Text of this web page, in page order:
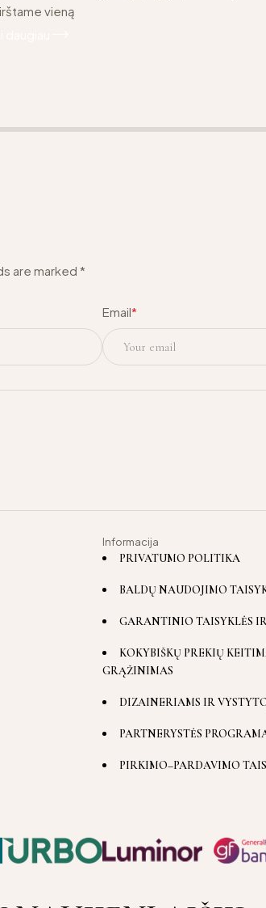
vieną
are marked *
Email*
Informacija
PRIVATUMO POLITIKA
BALDŲ NAUDOJIMO
GARANTINIO TAISYKLĖS
KOKYBIŠKŲ PREKIŲ
GRĄŽINIMAS
DIZAINERIAMS IR
PARTNERYSTĖS
PIRKIMO–PARDAVIMO